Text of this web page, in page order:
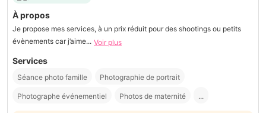
À propos
Je propose mes services, à un prix réduit pour des shootings ou petits
évènements car j’aime... Voir plus
Services
Séance photo famille Photographie de portrait
Photographe événementiel Photos de maternité ...